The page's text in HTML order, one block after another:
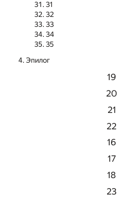
31
32
33
34
35
Эпилог
19
20
21
22
16
17
18
23